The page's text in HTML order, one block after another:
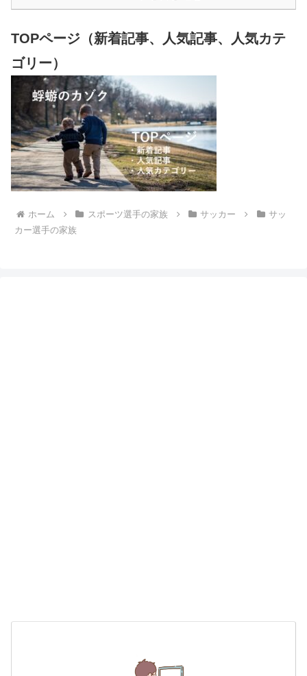
TOPページ（新着記事、人気記事、人気カテ
ゴリー）
ホーム スポーツ選手の家族 サッカー
サッ
カー選手の家族